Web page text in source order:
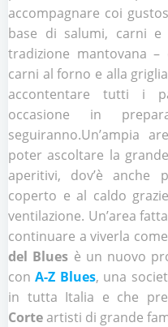
accompagnare coi
base di salumi, carni
tradizione mantovana
carni al forno e alla
accontentare tutti i
occasione in
seguiranno.Un’ampia
poter ascoltare la
aperitivi, dov’è anche
coperto e al caldo
ventilazione. Un’area
continuare a viverla
del Blues è un nuovo
conA-Z Blues, una
in tutta Italia e che
Corteartisti di grande